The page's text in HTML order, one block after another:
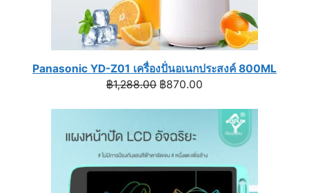
Panasonic YD-Z01 เครื่องปั่นอเนกประสงค์ 800ML
฿1,288.00 Original
฿1,288.00.
฿870.00
฿870.00.